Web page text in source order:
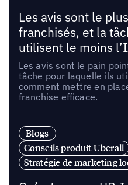
Les avis sont le
franchisés, et la
utilisent le moins
Les avis sont le pain
tâche pour laquelle ils
comment mettre en
franchise efficace.
Blogs
Conseils produit Uberall
Stratégie de marketing